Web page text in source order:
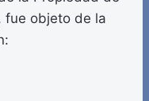
fue objeto de la